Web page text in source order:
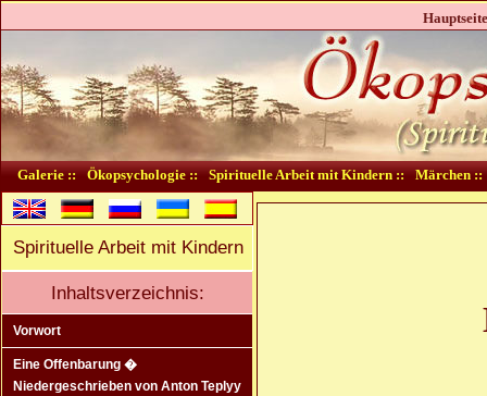
Galerie :: Ökopsychologie :: Spirituelle Arbeit mit Kindern :: Märchen ::
Spirituelle Arbeit mit Kindern
Inhaltsverzeichnis:
Vorwort
Eine Offenbarung �
Niedergeschrieben von Anton Teplyy